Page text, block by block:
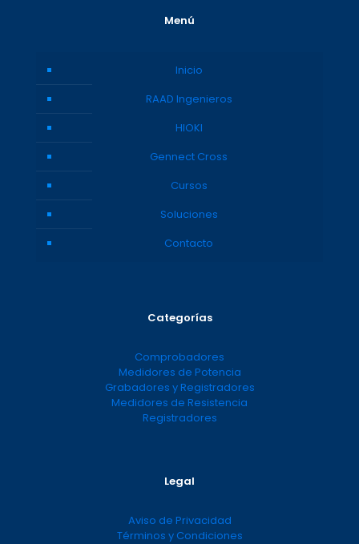
Menú
Inicio
RAAD Ingenieros
HIOKI
Gennect Cross
Cursos
Soluciones
Contacto
Categorías
Comprobadores
Medidores de Potencia
Grabadores y Registradores
Medidores de Resistencia
Registradores
Legal
Aviso de Privacidad
Términos y Condiciones